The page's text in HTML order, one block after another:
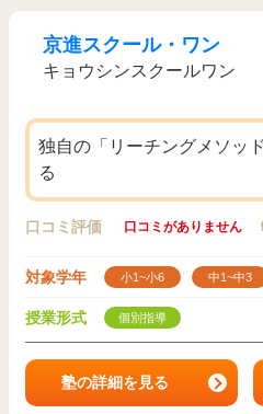
京進スクール・ワン
キョウシンスクールワン
独自の「リーチングメソッ
る
口コミ評価 口コミがありません
対象学年 小1~小6 中1~中3
授業形式 個別指導
塾の詳細を見る